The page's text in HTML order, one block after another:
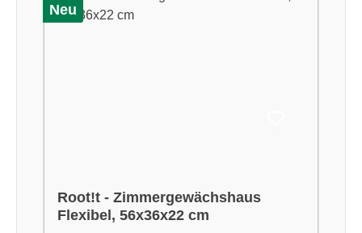
Neu
Root!t - Zimmergewächshaus
Flexibel, 56x36x22 cm